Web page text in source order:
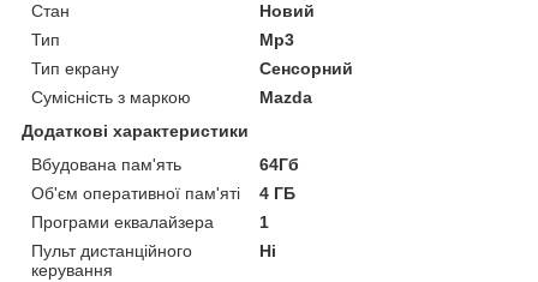
Стан
Новий
Тип
Mp3
Тип екрану
Сенсорний
Сумісність з маркою
Mazda
Додаткові характеристики
Вбудована пам'ять
64Гб
Об'єм оперативної пам'яті
4 ГБ
Програми еквалайзера
1
Пульт дистанційного
керування
Ні